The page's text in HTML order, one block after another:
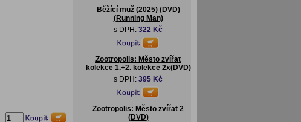
Běžící muž (2025) (DVD)
(Running Man)
s DPH: 322 Kč
Zootropolis: Město zvířat
kolekce 1.+2. kolekce 2x(DVD)
s DPH: 395 Kč
Zootropolis: Město zvířat 2
(DVD)